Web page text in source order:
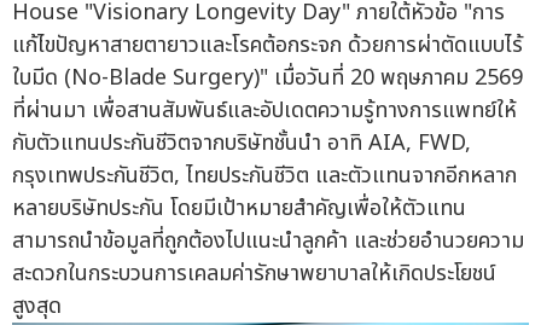
House "Visionary Longevity Day" ภายใต้หัวข้อ "การ
แก้ไขปัญหาสายตายาวและโรคต้อกระจก ด้วยการผ่าตัดแบบไร้
ใบมีด (No-Blade Surgery)" เมื่อวันที่ 20 พฤษภาคม 2569
ที่ผ่านมา เพื่อสานสัมพันธ์และอัปเดตความรู้ทางการแพทย์ให้
กับตัวแทนประกันชีวิตจากบริษัทชั้นนำ อาทิ AIA, FWD,
กรุงเทพประกันชีวิต, ไทยประกันชีวิต และตัวแทนจากอีกหลาก
หลายบริษัทประกัน โดยมีเป้าหมายสำคัญเพื่อให้ตัวแทน
สามารถนำข้อมูลที่ถูกต้องไปแนะนำลูกค้า และช่วยอำนวยความ
สะดวกในกระบวนการเคลมค่ารักษาพยาบาลให้เกิดประโยชน์
สูงสุด